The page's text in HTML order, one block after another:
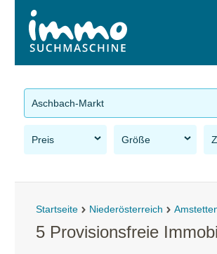
Aschbach-Markt
Preis Größe
Startseite Niederösterreich
5 Provisionsfreie